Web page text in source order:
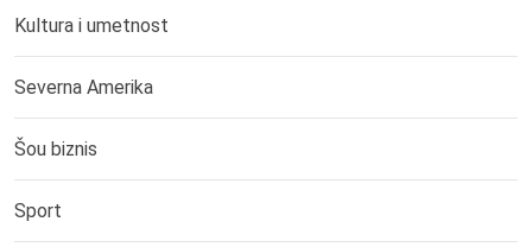
Kultura i umetnost
Severna Amerika
Šou biznis
Sport